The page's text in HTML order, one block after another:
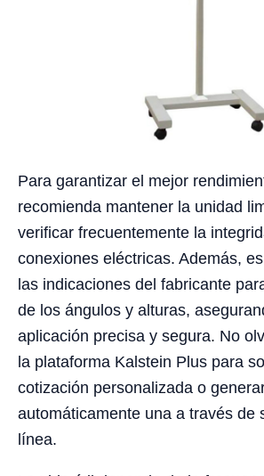
Para garantizar el mejor
recomienda mantener la unidad
verificar frecuentemente la
conexiones eléctricas. Además,
las indicaciones del fabricante
de los ángulos y alturas,
aplicación precisa y segura. No
la plataforma Kalstein Plus para
cotización personalizada o
automáticamente una a través de
línea.